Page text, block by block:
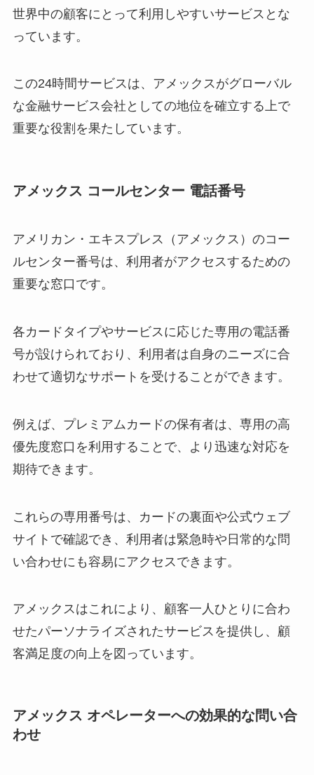
世界中の顧客にとって利用しやすいサービスとな
っています。
この24時間サービスは、アメックスがグローバル
な金融サービス会社としての地位を確立する上で
重要な役割を果たしています。
アメックス コールセンター 電話番号
アメリカン・エキスプレス（アメックス）のコー
ルセンター番号は、利用者がアクセスするための
重要な窓口です。
各カードタイプやサービスに応じた専用の電話番
号が設けられており、利用者は自身のニーズに合
わせて適切なサポートを受けることができます。
例えば、プレミアムカードの保有者は、専用の高
優先度窓口を利用することで、より迅速な対応を
期待できます。
これらの専用番号は、カードの裏面や公式ウェブ
サイトで確認でき、利用者は緊急時や日常的な問
い合わせにも容易にアクセスできます。
アメックスはこれにより、顧客一人ひとりに合わ
せたパーソナライズされたサービスを提供し、顧
客満足度の向上を図っています。
アメックス オペレーターへの効果的な問い合
わせ